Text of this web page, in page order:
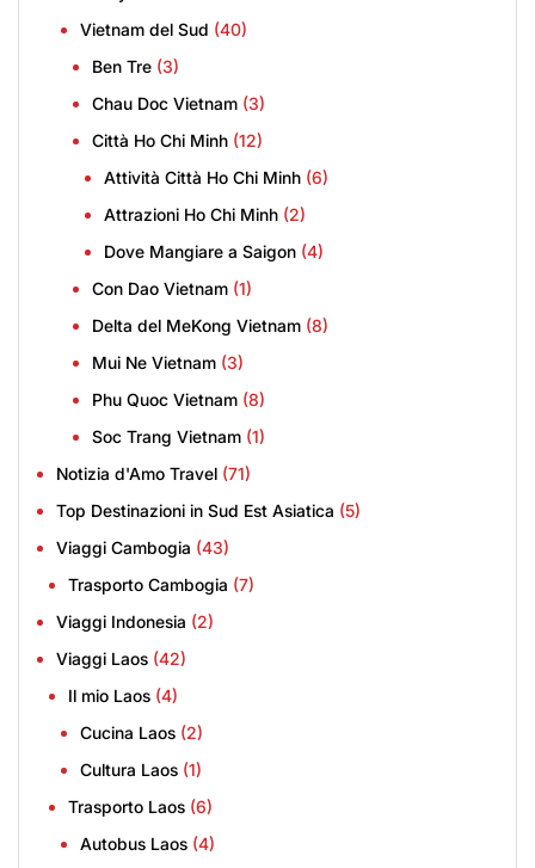
Vietnam del Sud (40)
Ben Tre (3)
Chau Doc Vietnam (3)
Città Ho Chi Minh (12)
Attività Città Ho Chi Minh (6)
Attrazioni Ho Chi Minh (2)
Dove Mangiare a Saigon (4)
Con Dao Vietnam (1)
Delta del MeKong Vietnam (8)
Mui Ne Vietnam (3)
Phu Quoc Vietnam (8)
Soc Trang Vietnam (1)
Notizia d'Amo Travel (71)
Top Destinazioni in Sud Est Asiatica (5)
Viaggi Cambogia (43)
Trasporto Cambogia (7)
Viaggi Indonesia (2)
Viaggi Laos (42)
Il mio Laos (4)
Cucina Laos (2)
Cultura Laos (1)
Trasporto Laos (6)
Autobus Laos (4)